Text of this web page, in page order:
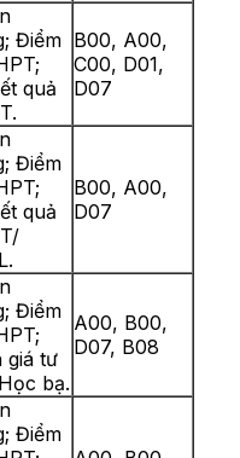
Điểm
quả
B00, A00,
C00, D01,
D07
Điểm
quả
B00, A00,
D07
Điểm
giá tư
bạ.
A00, B00,
D07, B08
Điểm